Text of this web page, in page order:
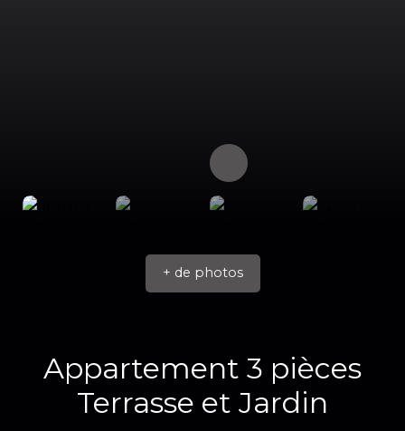
+ de photos
Appartement 3 pièces
Terrasse et Jardin